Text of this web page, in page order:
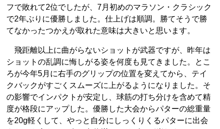
フで敗れて2位でしたが、7月初めのマラソン・クラシック
で2年ぶりに優勝しました。仕上げは順調。勝てそうで勝
てなかったつかえが取れた意味は大きいと思います。
飛距離以上に曲がらないショットが武器ですが、昨年は
ショットの乱調に悔しがる姿を何度も見てきました。とこ
ろが今年5月に右手のグリップの位置を変えてから、テイ
クバックがすごくスムーズに上がるようになりました。そ
の影響でインパクトが安定し、球筋の打ち分けを含めて精
度が格段にアップした。優勝した大会からパターの総重量
を20g軽くして、やっと自分にしっくりくるパターに出会